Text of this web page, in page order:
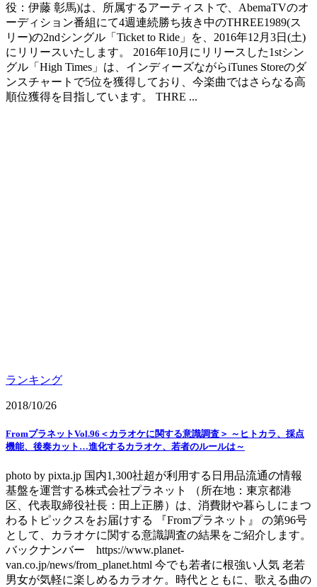
役：伊藤 彰馬)は、所属するアーティストで、AbemaTVのオ
ーディション番組にて4週連続勝ち抜き中のTHREE1989(ス
リー)の2ndシングル「Ticket to Ride」を、2016年12月3日(土)
にリリースいたします。 2016年10月にリリースした1stシン
グル「High Times」は、インディーズながらiTunes Storeのダ
ンスチャートで5位を獲得しており、今楽曲ではさらなる高
順位獲得を目指しています。 THRE ...
ランキング
2018/10/26
FromプラネットVol.96＜カラオケに関する意識調査＞ ～ヒトカラ、採点
機能、後奏カット…進化するカラオケ、若者のルールは～
photo by pixta.jp 国内1,300社超が利用する日用品流通の情報
基盤を運営する株式会社プラネット （所在地：東京都港
区、代表取締役社長：田上正勝）は、消費財や暮らしにまつ
わるトピックスをお届けする 『Fromプラネット』 の第96号
として、カラオケに関する意識調査の結果をご紹介します。
バックナンバー https://www.planet-
van.co.jp/news/from_planet.html 今でも若者に根強い人気 老若
男女が気軽に楽しめるカラオケ。時代とともに、歌える曲の